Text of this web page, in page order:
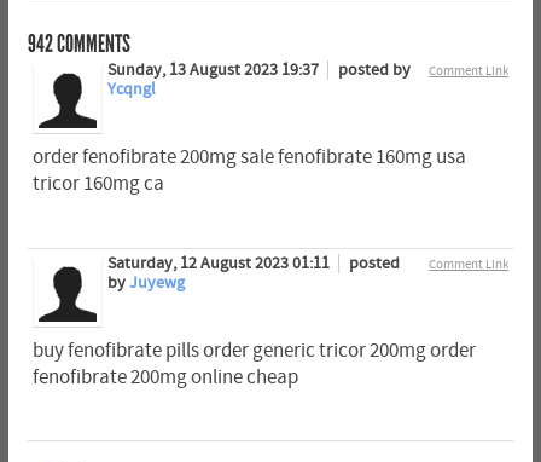
942COMMENTS
Comment Link
Sunday, 13 August 2023 19:37
posted by
Ycqngl
order fenofibrate 200mg sale fenofibrate 160mg usa
tricor 160mg ca
Comment Link
Saturday, 12 August 2023 01:11
posted
byJuyewg
buy fenofibrate pills order generic tricor 200mg order
fenofibrate 200mg online cheap